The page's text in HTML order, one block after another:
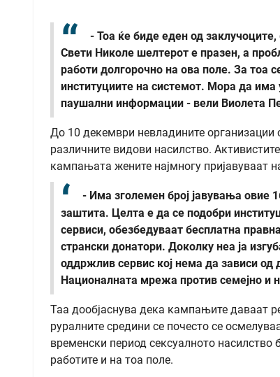
- Тоа ќе биде еден од
Свети Николе шелтерот е празен, а
работи долгорочно на ова поле. За тоа
институциите на системот. Мора да има
паушални информации - вели Виолета
До 10 декември невладините организации
различните видови насилство.
кампањата жените најмногу пријавуваат
- Има зголемен број јавувања овие
заштита. Целта е да се подобри
сервиси, обезбедуваат бесплатна
странски донатори. Доколку неа ја
оддржлив сервис кој нема да зависи
Националната мрежа против семејно и
Таа дообјаснува дека кампањите даваат
руралните средини се почесто се
временски период сексуалното насилство
работите и на тоа поле.